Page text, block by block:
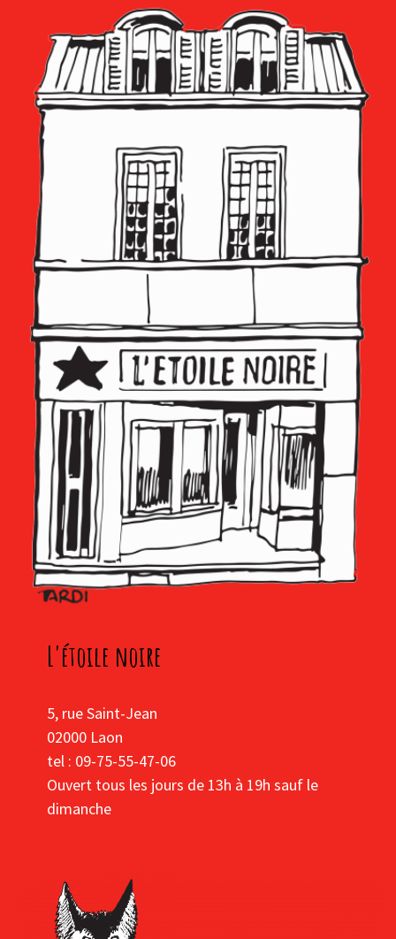
L'étoile noire
5, rue Saint-Jean
02000 Laon
tel : 09-75-55-47-06
Ouvert tous les jours de 13h à 19h sauf le
dimanche